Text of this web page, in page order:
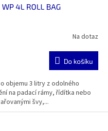
4L ROLL BAG
Na dotaz
Do košíku
objemu 3 litry z odolného
na padací rámy, řídítka nebo
švy,...